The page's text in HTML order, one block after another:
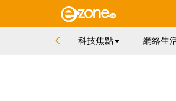
科技焦點 網絡生